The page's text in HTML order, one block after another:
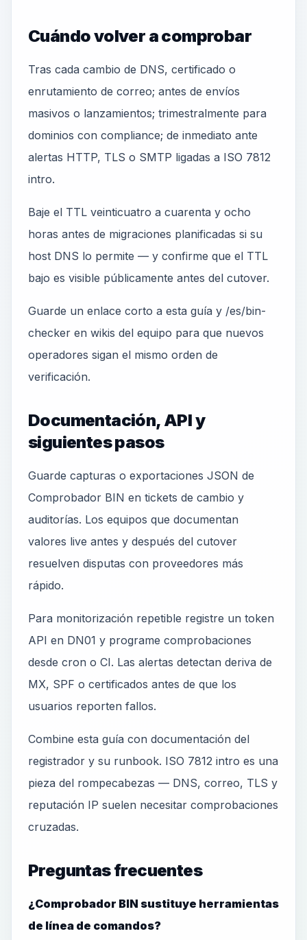
Cuándo volver a comprobar
Tras cada cambio de DNS, certificado o
enrutamiento de correo; antes de envíos
masivos o lanzamientos; trimestralmente para
dominios con compliance; de inmediato ante
alertas HTTP, TLS o SMTP ligadas a ISO 7812
intro.
Baje el TTL veinticuatro a cuarenta y ocho
horas antes de migraciones planificadas si su
host DNS lo permite — y confirme que el TTL
bajo es visible públicamente antes del cutover.
Guarde un enlace corto a esta guía y /es/bin-
checker en wikis del equipo para que nuevos
operadores sigan el mismo orden de
verificación.
Documentación, API y
siguientes pasos
Guarde capturas o exportaciones JSON de
Comprobador BIN en tickets de cambio y
auditorías. Los equipos que documentan
valores live antes y después del cutover
resuelven disputas con proveedores más
rápido.
Para monitorización repetible registre un token
API en DN01 y programe comprobaciones
desde cron o CI. Las alertas detectan deriva de
MX, SPF o certificados antes de que los
usuarios reporten fallos.
Combine esta guía con documentación del
registrador y su runbook. ISO 7812 intro es una
pieza del rompecabezas — DNS, correo, TLS y
reputación IP suelen necesitar comprobaciones
cruzadas.
Preguntas frecuentes
¿Comprobador BIN sustituye herramientas
de línea de comandos?